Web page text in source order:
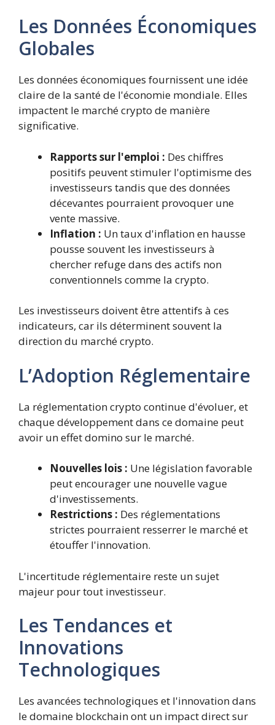
Les Données Économiques
Globales
Les données économiques fournissent une idée
claire de la santé de l'économie mondiale. Elles
impactent le marché crypto de manière
significative.
Rapports sur l'emploi : Des chiffres
positifs peuvent stimuler l'optimisme des
investisseurs tandis que des données
décevantes pourraient provoquer une
vente massive.
Inflation : Un taux d'inflation en hausse
pousse souvent les investisseurs à
chercher refuge dans des actifs non
conventionnels comme la crypto.
Les investisseurs doivent être attentifs à ces
indicateurs, car ils déterminent souvent la
direction du marché crypto.
L’Adoption Réglementaire
La réglementation crypto continue d'évoluer, et
chaque développement dans ce domaine peut
avoir un effet domino sur le marché.
Nouvelles lois : Une législation favorable
peut encourager une nouvelle vague
d'investissements.
Restrictions : Des réglementations
strictes pourraient resserrer le marché et
étouffer l'innovation.
L'incertitude réglementaire reste un sujet
majeur pour tout investisseur.
Les Tendances et
Innovations
Technologiques
Les avancées technologiques et l'innovation dans
le domaine blockchain ont un impact direct sur